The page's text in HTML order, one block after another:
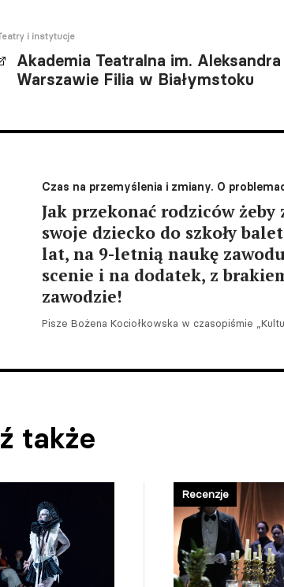
i instytucje
Akademia Teatralna im.
Warszawie Filia w Białymstoku
Czas na przemyślenia i zmiany. O
Jak przekonać rodziców
swoje dziecko do szkoły
lat, na 9-letnią naukę
scenie i na dodatek, z
zawodzie!
Pisze Bożena Kociołkowska w czasopiśmie
także
Recenzje